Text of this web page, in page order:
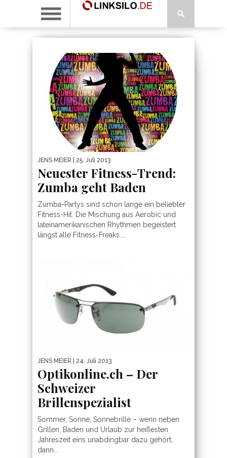
JENS MEIER | 25. Juli 2013
Neuester Fitness-Trend:
Zumba geht Baden
Zumba-Partys sind schon lange ein beliebter
Fitness-Hit. Die Mischung aus Aerobic und
lateinamerikanischen Rhythmen begeistert
längst alle Fitness-Freaks....
JENS MEIER | 24. Juli 2013
Optikonline.ch – Der
Schweizer
Brillenspezialist
Sommer, Sonne, Sonnebrille – wenn neben
Grillen, Baden und Urlaub zur heißesten
Jahreszeit eins unabdingbar dazu gehört,
dann...